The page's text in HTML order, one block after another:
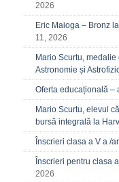
2026
Eric Maioga – Bronz
11, 2026
Mario Scurtu,
Astronomie și
Oferta educațională –
Mario Scurtu, elevul
bursă integrală la
Înscrieri clasa a V a /
Înscrieri pentru clasa
2026